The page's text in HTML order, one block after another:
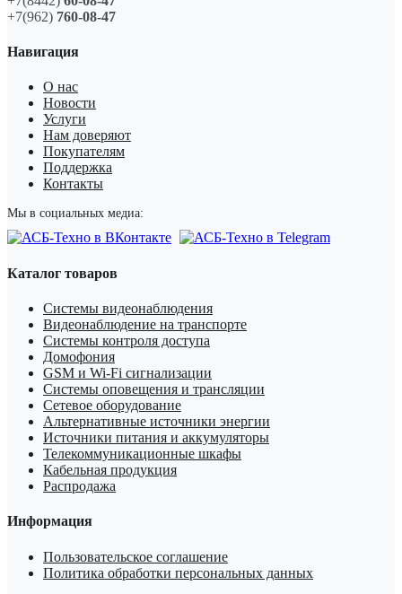
+7(962) 760-08-47
Навигация
О нас
Новости
Услуги
Нам доверяют
Покупателям
Поддержка
Контакты
Мы в социальных медиа:
Каталог товаров
Системы видеонаблюдения
Видеонаблюдение на транспорте
Системы контроля доступа
Домофония
GSM и Wi-Fi сигнализации
Системы оповещения и трансляции
Сетевое оборудование
Альтернативные источники энергии
Источники питания и аккумуляторы
Телекоммуникационные шкафы
Кабельная продукция
Распродажа
Информация
Пользовательское соглашение
Политика обработки персональных данных